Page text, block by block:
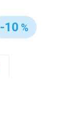
-10 %